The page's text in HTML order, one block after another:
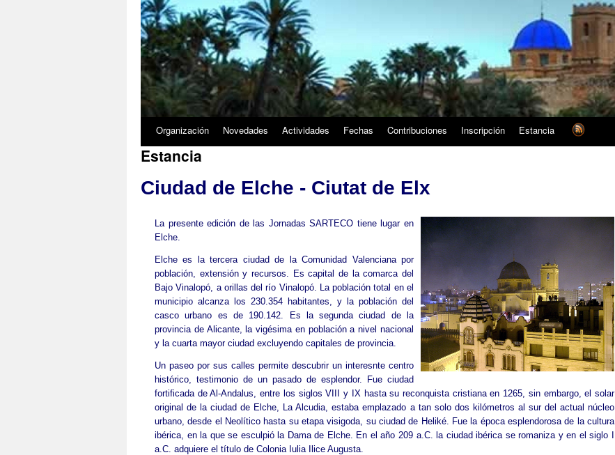
3/5
Organización Novedades Actividades Fechas Contribuciones Inscripción Estancia
Estancia
Ciudad de Elche - Ciutat de Elx
La presente edición de las Jornadas SARTECO tiene lugar en
Elche.
Elche es la tercera ciudad de la Comunidad Valenciana por
población, extensión y recursos. Es capital de la comarca del
Bajo Vinalopó, a orillas del río Vinalopó. La población total en el
municipio alcanza los 230.354 habitantes, y la población del
casco urbano es de 190.142. Es la segunda ciudad de la
provincia de Alicante, la vigésima en población a nivel nacional
y la cuarta mayor ciudad excluyendo capitales de provincia.
Un paseo por sus calles permite descubrir un interesnte centro
histórico, testimonio de un pasado de esplendor. Fue ciudad
fortificada de Al-Andalus, entre los siglos VIII y IX hasta su reconquista cristiana en 1265, sin embargo, el solar
original de la ciudad de Elche, La Alcudia, estaba emplazado a tan solo dos kilómetros al sur del actual núcleo
urbano, desde el Neolítico hasta su etapa visigoda, su ciudad de Heliké. Fue la época esplendorosa de la cultura
ibérica, en la que se esculpió la Dama de Elche. En el año 209 a.C. la ciudad ibérica se romaniza y en el siglo I
a.C. adquiere el título de Colonia Iulia Ilice Augusta.